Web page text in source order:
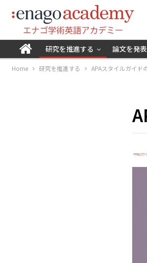
研究を推進する 論文を発
Home 研究を推進する APAスタイルガイド